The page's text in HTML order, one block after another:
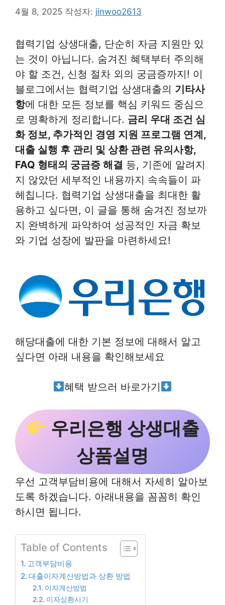
4월 8, 2025 작성자: jinwoo2613
협력기업 상생대출, 단순히 자금 지원만 있
는 것이 아닙니다. 숨겨진 혜택부터 주의해
야 할 조건, 신청 절차 외의 궁금증까지! 이
블로그에서는 협력기업 상생대출의 기타사
항에 대한 모든 정보를 핵심 키워드 중심으
로 명확하게 정리합니다. 금리 우대 조건 심
화 정보, 추가적인 경영 지원 프로그램 연계,
대출 실행 후 관리 및 상환 관련 유의사항,
FAQ 형태의 궁금증 해결 등, 기존에 알려지
지 않았던 세부적인 내용까지 속속들이 파
헤칩니다. 협력기업 상생대출을 최대한 활
용하고 싶다면, 이 글을 통해 숨겨진 정보까
지 완벽하게 파악하여 성공적인 자금 확보
와 기업 성장에 발판을 마련하세요!
해당대출에 대한 기본 정보에 대해서 알고
싶다면 아래 내용을 확인해보세요
혜택 받으러 바로가기
우리은행 상생대출
상품설명
우선 고객부담비용에 대해서 자세히 알아보
도록 하겠습니다. 아래내용을 꼼꼼히 확인
하시면 됩니다.
Table of Contents
고객부담비용
대출이자계산방법과 상환 방법
이자계산방법
이자상환시기